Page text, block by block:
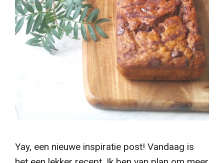
Yay, een nieuwe inspiratie post! Vandaag is